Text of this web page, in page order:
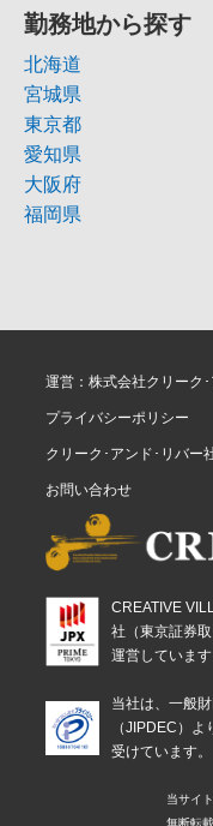
勤務地から探す
北海道
宮城県
東京都
愛知県
大阪府
福岡県
運営：株式会社クリーク
プライバシーポリシー
クリーク･アンド･リバー
お問い合わせ
CREATIVE
社（東京証券
運営しています
当社は、一般
（JIPDEC）
受けています。
当サイ